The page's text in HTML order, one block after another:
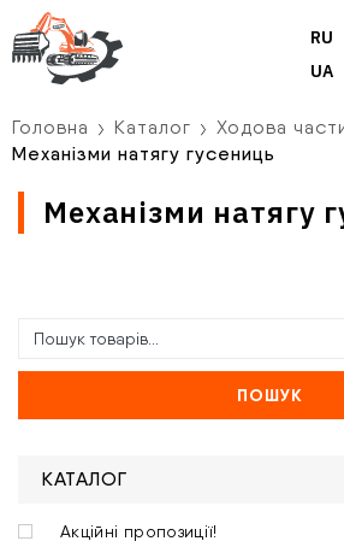
RU
UA
Головна Каталог
Ходова
Механізми натягу гусениць
Механізми натягу
ПОШУК
КАТАЛОГ
Акційні пропозиції!